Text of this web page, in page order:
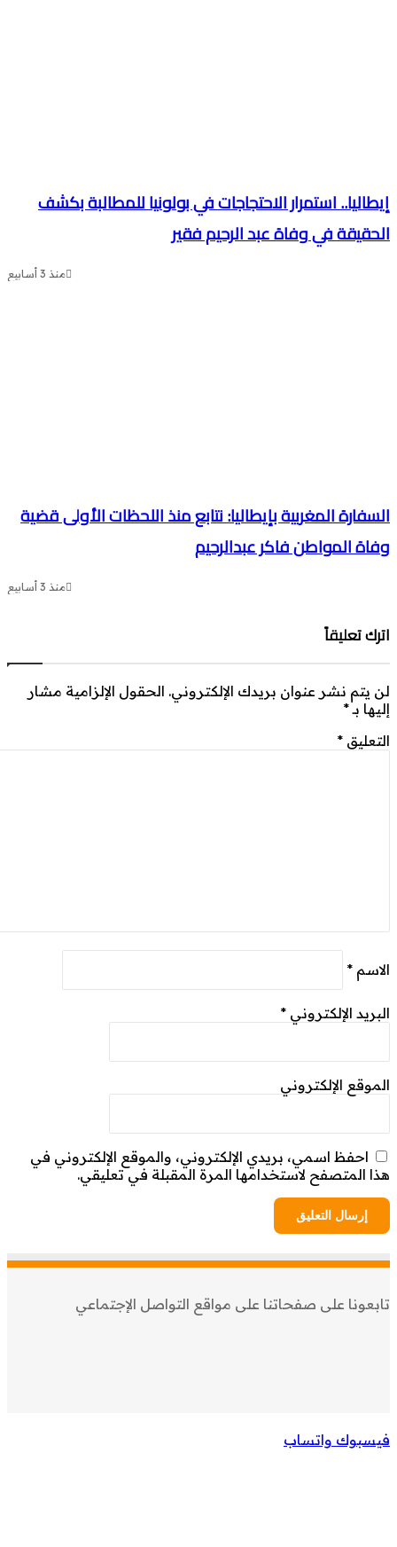
استمرار الاحتجاجات في بولونيا للمطالبة بكشف
في وفاة عبد الرحيم فقير
منذ 3 أسابيع
المغربية بإيطاليا: نتابع منذ اللحظات الأولى قضية
المواطن فاكر عبدالرحيم
منذ 3 أسابيع
تعليقاً
يتم نشر عنوان بريدك الإلكتروني. الحقول الإلزامية مشار
بـ*
*
*
الإلكتروني*
الإلكتروني
احفظ اسمي، بريدي الإلكتروني، والموقع الإلكتروني في
المتصفح لاستخدامها المرة المقبلة في تعليقي.
على صفحاتنا على مواقع التواصل الإجتماعي
واتساب